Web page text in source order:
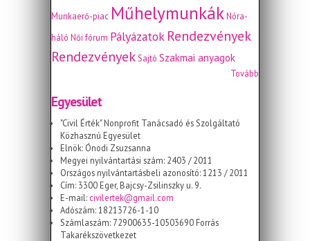
Munkaerő-piac MűhelymunkákNóra-
háló Női fórum Pályázatok Rendezvények
Rendezvények Sajtó Szakmai anyagok
Tovább
Egyesület
"Civil Érték" Nonprofit Tanácsadó és Szolgáltató
Közhasznú Egyesület
Elnök: Ónodi Zsuzsanna
Megyei nyilvántartási szám: 2403 / 2011
Országos nyilvántartásbeli azonosító: 1213 / 2011
Cím: 3300 Eger, Bajcsy-Zsilinszky u. 9.
E-mail: civilertek@gmail.com
Adószám: 18213726-1-10
Számlaszám: 72900635-10503690 Forrás
Takarékszövetkezet